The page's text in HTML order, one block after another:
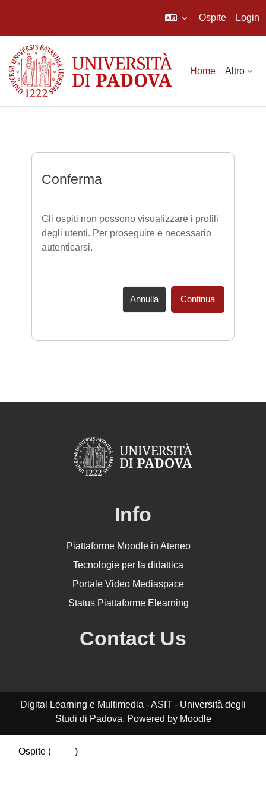
Ospite Login
Home Altro
Conferma
Gli ospiti non possono visualizzare i profili
degli utenti. Per proseguire è necessario
autenticarsi.
Annulla Continua
Info
Piattaforme Moodle in Ateneo
Tecnologie per la didattica
Portale Video Mediaspace
Status Piattaforme Elearning
Contact Us
Digital Learning e Multimedia - ASIT - Università degli
Studi di Padova. Powered by Moodle
Ospite (
)